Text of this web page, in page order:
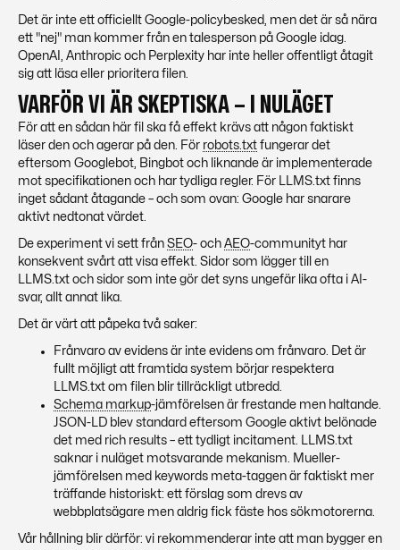
Det är inte ett officiellt Google-policybesked, men det är så nära
ett "nej" man kommer från en talesperson på Google idag.
OpenAI, Anthropic och Perplexity har inte heller offentligt åtagit
sig att läsa eller prioritera filen.
VARFÖR VI ÄR SKEPTISKA – I NULÄGET
För att en sådan här fil ska få effekt krävs att någon faktiskt
läser den och agerar på den. För robots.txt fungerar det
eftersom Googlebot, Bingbot och liknande är implementerade
mot specifikationen och har tydliga regler. För LLMS.txt finns
inget sådant åtagande – och som ovan: Google har snarare
aktivt nedtonat värdet.
De experiment vi sett från SEO- och AEO-communityt har
konsekvent svårt att visa effekt. Sidor som lägger till en
LLMS.txt och sidor som inte gör det syns ungefär lika ofta i AI-
svar, allt annat lika.
Det är värt att påpeka två saker:
Frånvaro av evidens är inte evidens om frånvaro. Det är
fullt möjligt att framtida system börjar respektera
LLMS.txt om filen blir tillräckligt utbredd.
Schema markup-jämförelsen är frestande men haltande.
JSON-LD blev standard eftersom Google aktivt belönade
det med rich results – ett tydligt incitament. LLMS.txt
saknar i nuläget motsvarande mekanism. Mueller-
jämförelsen med keywords meta-taggen är faktiskt mer
träffande historiskt: ett förslag som drevs av
webbplatsägare men aldrig fick fäste hos sökmotorerna.
Vår hållning blir därför: vi rekommenderar inte att man bygger en